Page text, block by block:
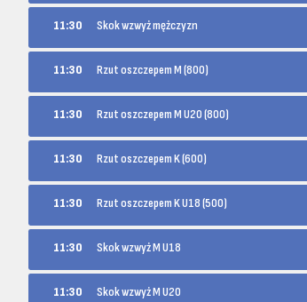
11:30 Skok wzwyż mężczyzn
11:30 Rzut oszczepem M (800)
11:30 Rzut oszczepem M U20 (800)
11:30 Rzut oszczepem K (600)
11:30 Rzut oszczepem K U18 (500)
11:30 Skok wzwyż M U18
11:30 Skok wzwyż M U20